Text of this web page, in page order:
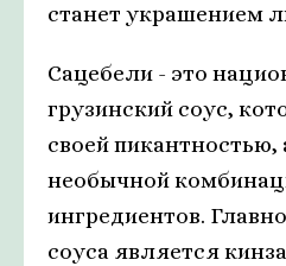
станет украшением
Сацебели - это
грузинский соус,
своей
необычной
ингредиентов.
соуса является